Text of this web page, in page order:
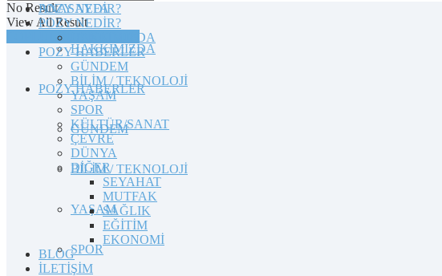
No Result
View All Result
TOPLULUĞA KATILIN
POZY NEDİR?
HAKKIMIZDA
POZY HABERLER
GÜNDEM
BİLİM / TEKNOLOJİ
YAŞAM
SPOR
ANASAYFA
POZY NEDİR?
HAKKIMIZDA
POZY HABERLER
GÜNDEM
BİLİM / TEKNOLOJİ
YAŞAM
SPOR
KÜLTÜR/SANAT
ÇEVRE
DÜNYA
DİĞER
SEYAHAT
MUTFAK
SAĞLIK
EĞİTİM
EKONOMİ
BLOG
İLETİŞİM